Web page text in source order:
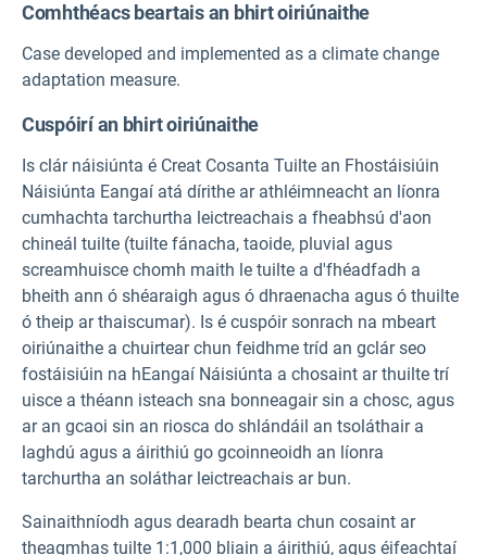
Comhthéacs beartais an bhirt oiriúnaithe
Case developed and implemented as a climate change
adaptation measure.
Cuspóirí an bhirt oiriúnaithe
Is clár náisiúnta é Creat Cosanta Tuilte an Fhostáisiúin
Náisiúnta Eangaí atá dírithe ar athléimneacht an líonra
cumhachta tarchurtha leictreachais a fheabhsú d'aon
chineál tuilte (tuilte fánacha, taoide, pluvial agus
screamhuisce chomh maith le tuilte a d'fhéadfadh a
bheith ann ó shéaraigh agus ó dhraenacha agus ó thuilte
ó theip ar thaiscumar). Is é cuspóir sonrach na mbeart
oiriúnaithe a chuirtear chun feidhme tríd an gclár seo
fostáisiúin na hEangaí Náisiúnta a chosaint ar thuilte trí
uisce a théann isteach sna bonneagair sin a chosc, agus
ar an gcaoi sin an riosca do shlándáil an tsoláthair a
laghdú agus a áirithiú go gcoinneoidh an líonra
tarchurtha an soláthar leictreachais ar bun.
Sainaithníodh agus dearadh bearta chun cosaint ar
theagmhas tuilte 1:1,000 bliain a áirithiú, agus éifeachtaí